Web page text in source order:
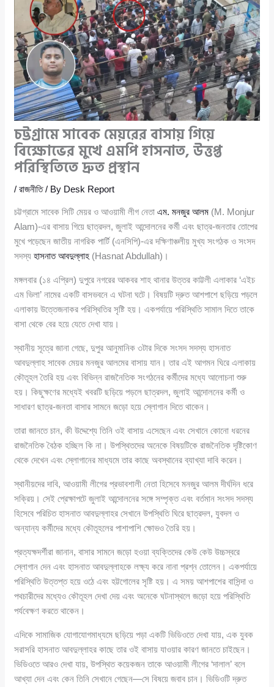
চট্টগ্রামে সাবেক মেয়রের বাসায় গিয়ে
বিক্ষোভের মুখে এমপি হাসনাত, উত্তপ্ত
পরিস্থিতিতে দ্রুত প্রস্থান
/রাজনীতি/ By Desk Report
চট্টগ্রামে সাবেক সিটি মেয়র ও আওয়ামী লীগ নেতাএম. মনজুর আলম (M. Monjur
Alam)-এর বাসায় গিয়ে ছাত্রদল, জুলাই আন্দোলনের কর্মী এবং ছাত্র-জনতার তোপের
মুখে পড়েছেন জাতীয় নাগরিক পার্টি (এনসিপি)-এর দক্ষিণাঞ্চলীয় মুখ্য সংগঠক ও সংসদ
সদস্যহাসনাত আবদুল্লাহ (Hasnat Abdullah)।
মঙ্গলবার (১৪ এপ্রিল) দুপুরে নগরের আকবর শাহ থানার উত্তর কাট্টলী এলাকার ‘এইচ
এম ভিলা’ নামের একটি বাসভবনে এ ঘটনা ঘটে। বিষয়টি দ্রুত আশপাশে ছড়িয়ে পড়লে
এলাকায় উত্তেজনাকর পরিস্থিতির সৃষ্টি হয়। একপর্যায়ে পরিস্থিতি সামাল দিতে তাকে
বাসা থেকে বের হয়ে যেতে দেখা যায়।
স্থানীয় সূত্রে জানা গেছে, দুপুর আনুমানিক ৩টার দিকে সংসদ সদস্য হাসনাত
আবদুল্লাহ সাবেক মেয়র মনজুর আলমের বাসায় যান। তার এই আগমন ঘিরে এলাকায়
কৌতূহল তৈরি হয় এবং বিভিন্ন রাজনৈতিক সংগঠনের কর্মীদের মধ্যে আলোচনা শুরু
হয়। কিছুক্ষণের মধ্যেই খবরটি ছড়িয়ে পড়লে ছাত্রদল, জুলাই আন্দোলনের কর্মী ও
সাধারণ ছাত্র-জনতা বাসার সামনে জড়ো হয়ে স্লোগান দিতে থাকেন।
তারা জানতে চান, কী উদ্দেশ্যে তিনি ওই বাসায় এসেছেন এবং সেখানে কোনো ধরনের
রাজনৈতিক বৈঠক হচ্ছিল কি না। উপস্থিতদের অনেকে বিষয়টিকে রাজনৈতিক দৃষ্টিকোণ
থেকে দেখেন এবং স্লোগানের মাধ্যমে তার কাছে অবস্থানের ব্যাখ্যা দাবি করেন।
স্থানীয়দের দাবি, আওয়ামী লীগের প্রভাবশালী নেতা হিসেবে মনজুর আলম দীর্ঘদিন ধরে
সক্রিয়। সেই প্রেক্ষাপটে জুলাই আন্দোলনের সঙ্গে সম্পৃক্ত এবং বর্তমান সংসদ সদস্য
হিসেবে পরিচিত হাসনাত আবদুল্লাহর সেখানে উপস্থিতি ঘিরে ছাত্রদল, যুবদল ও
অন্যান্য কর্মীদের মধ্যে কৌতূহলের পাশাপাশি ক্ষোভও তৈরি হয়।
প্রত্যক্ষদর্শীরা জানান, বাসার সামনে জড়ো হওয়া ব্যক্তিদের কেউ কেউ উচ্চস্বরে
স্লোগান দেন এবং হাসনাত আবদুল্লাহকে লক্ষ্য করে নানা প্রশ্ন তোলেন। একপর্যায়ে
পরিস্থিতি উত্তপ্ত হয়ে ওঠে এবং হট্টগোলের সৃষ্টি হয়। এ সময় আশপাশের বাসিন্দা ও
পথচারীদের মধ্যেও কৌতূহল দেখা দেয় এবং অনেকে ঘটনাস্থলে জড়ো হয়ে পরিস্থিতি
পর্যবেক্ষণ করতে থাকেন।
এদিকে সামাজিক যোগাযোগমাধ্যমে ছড়িয়ে পড়া একটি ভিডিওতে দেখা যায়, এক যুবক
সরাসরি হাসনাত আবদুল্লাহর কাছে তার ওই বাসায় যাওয়ার কারণ জানতে চাইছেন।
ভিডিওতে আরও দেখা যায়, উপস্থিত কয়েকজন তাকে আওয়ামী লীগের ‘দালাল’ বলে
আখ্যা দেন এবং কেন তিনি সেখানে গেছেন—সে বিষয়ে জবাব চান। ভিডিওটি দ্রুত